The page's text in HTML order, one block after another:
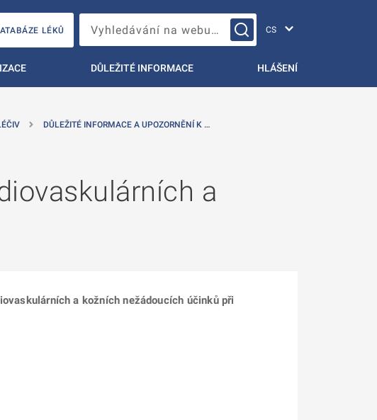
LÉKŮ Vyhledávání na webu…
DŮLEŽITÉ INFORMACE HLÁŠENÍ
DŮLEŽITÉ INFORMACE A UPOZORNĚNÍ K …
a
a kožních nežádoucích účinků při